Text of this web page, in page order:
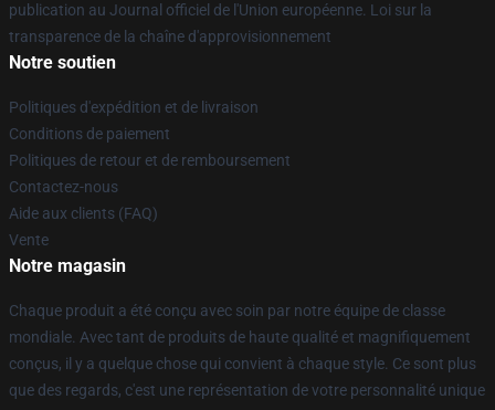
publication au Journal officiel de l'Union européenne. Loi sur la
transparence de la chaîne d'approvisionnement
Notre soutien
Politiques d'expédition et de livraison
Conditions de paiement
Politiques de retour et de remboursement
Contactez-nous
Aide aux clients (FAQ)
Vente
Notre magasin
Chaque produit a été conçu avec soin par notre équipe de classe
mondiale. Avec tant de produits de haute qualité et magnifiquement
conçus, il y a quelque chose qui convient à chaque style. Ce sont plus
que des regards, c'est une représentation de votre personnalité unique